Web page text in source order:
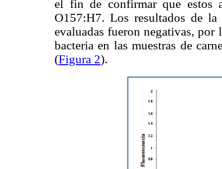
el fin de confirmar que estos
O157:H7. Los resultados de
evaluadas fueron negativas, por
bacteria en las muestras de
(Figura 2).